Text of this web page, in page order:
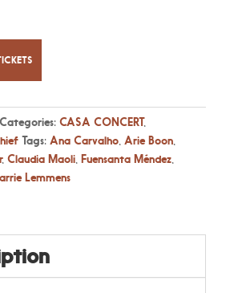
Categories: CASA CONCERT,
Tags: Ana Carvalho, Arie Boon,
, Claudia Maoli, Fuensanta Méndez,
Lemmens